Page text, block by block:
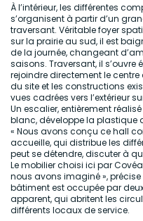
À l’intérieur, les différentes
s’organisent à partir d’un
traversant. Véritable foyer
sur la prairie au sud, il est
de la journée, changeant
saisons. Traversant, il
rejoindre directement le
du site et les constructions
vues cadrées vers l’extérieur
Un escalier, entièrement
blanc, développe la plastique
« Nous avons conçu ce hall
accueille, qui distribue les
peut se détendre, discuter à
Le mobilier choisi ici par
nous avons imaginé », précise
bâtiment est occupée par
apparent, qui abritent les
différents locaux de service.